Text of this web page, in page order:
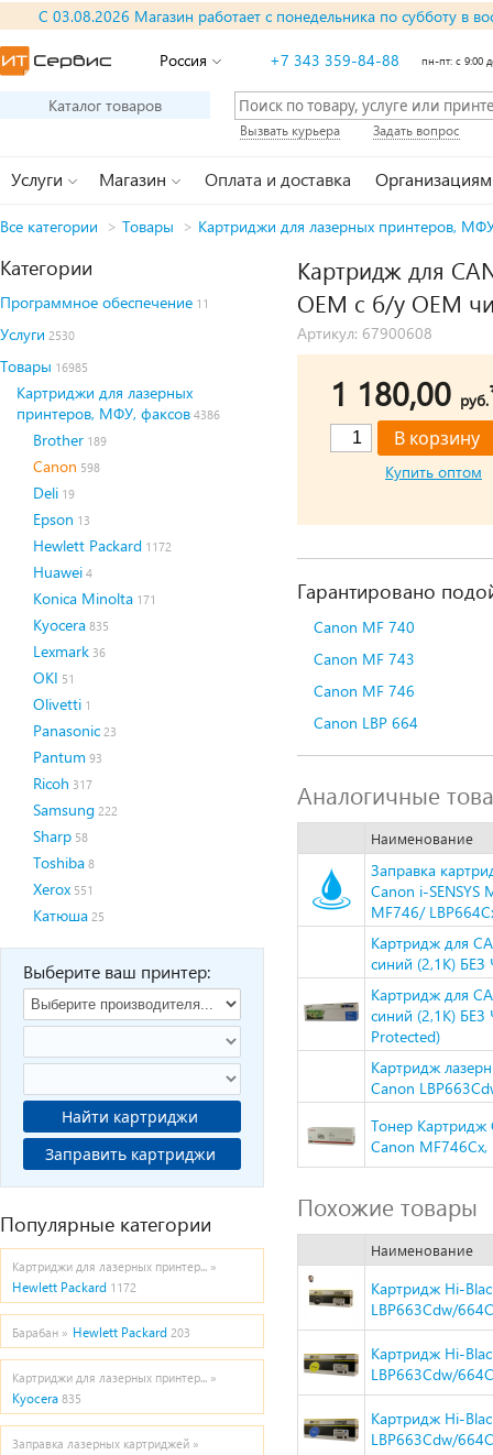
С 03.08.2026 Магазин работает с понедельника по субботу в
Россия +7 343 359-84-88 пн-пт: с 9:00
Каталог товаров
Вызвать курьера Задать вопрос
Услуги Магазин Оплата и доставка Организациям
Все категории > Товары > Картриджи для лазерных принтеров,
Категории
Программное обеспечение 11
Услуги 2530
Товары 16985
Картриджи для лазерных
принтеров, МФУ, факсов 4386
Brother 189
Canon 598
Deli 19
Epson 13
Hewlett Packard 1172
Huawei 4
Konica Minolta 171
Kyocera 835
Lexmark 36
OKI 51
Olivetti 1
Panasonic 23
Pantum 93
Ricoh 317
Samsung 222
Sharp 58
Toshiba 8
Xerox 551
Катюша 25
Выберите ваш принтер:
Найти картриджи
Заправить картриджи
Популярные категории
Картриджи для лазерных принтер... »
Hewlett Packard 1172
Барабан » Hewlett Packard 203
Картриджи для лазерных принтер... »
Kyocera 835
Заправка лазерных картриджей »
Картридж для
OEM с б/у OEM
Артикул: 67900608
1 180,00 руб.
Купить оптом
Гарантировано
Canon MF 740
Canon MF 743
Canon MF 746
Canon LBP 664
Аналогичные
Наименование
Заправка
Canon i-
MF746/
Картридж для
синий (2,1K)
Картридж для
синий (2,1K) БЕЗ
Protected)
Картридж
Canon
Тонер Картридж
Canon
Похожие товары
Наименование
Картридж Hi-
LBP663Cdw/
Картридж Hi-
LBP663Cdw/
Картридж Hi-
LBP663Cdw/